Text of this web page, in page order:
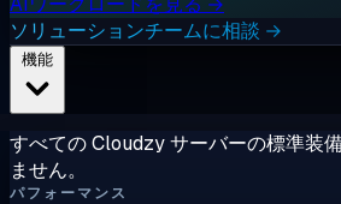
ソリューションチームに相談 →
すべての Cloudzy サーバーの標準装
ません。
パフォーマンス